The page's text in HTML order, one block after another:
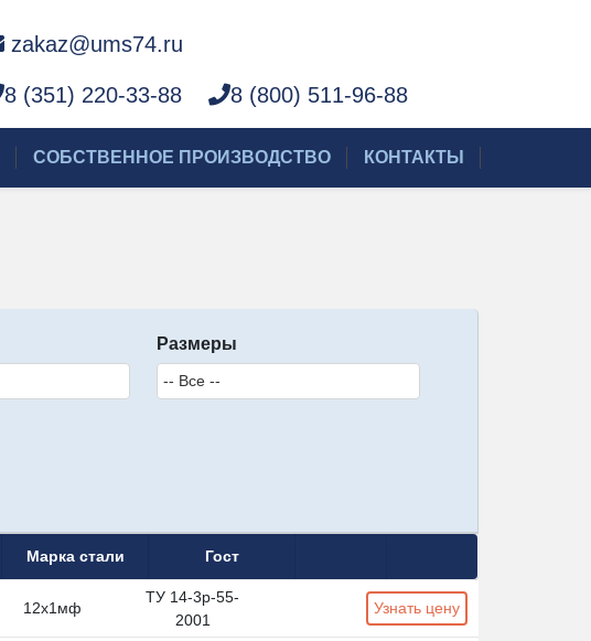
zakaz@ums74.ru
8 (351) 220-33-88 8 (800) 511-96-88
СОБСТВЕННОЕ ПРОИЗВОДСТВО КОНТАКТЫ
Размеры
Марка стали Гост
12х1мф
ТУ 14-3р-55-
2001
Узнать цену